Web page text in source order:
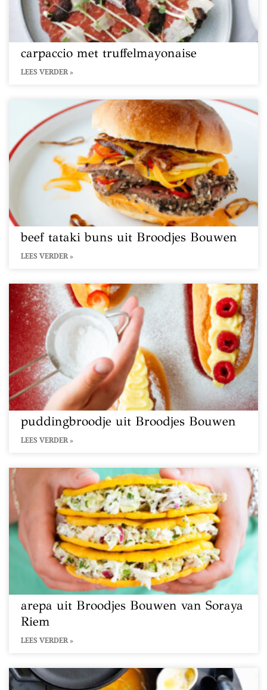
carpaccio met truffelmayonaise
LEES VERDER »
beef tataki buns uit Broodjes Bouwen
LEES VERDER »
puddingbroodje uit Broodjes Bouwen
LEES VERDER »
arepa uit Broodjes Bouwen van Soraya
Riem
LEES VERDER »